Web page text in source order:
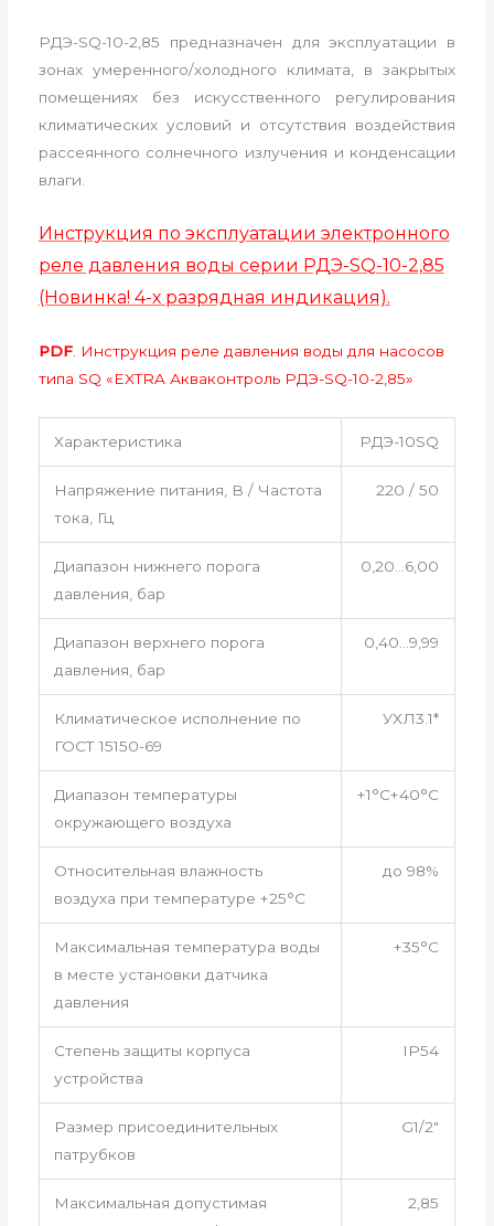
РДЭ-SQ-10-2,85 предназначен для эксплуатации в
зонах умеренного/холодного климата, в закрытых
помещениях без искусственного регулирования
климатических условий и отсутствия воздействия
рассеянного солнечного излучения и конденсации
влаги.
Инструкция по эксплуатации электронного
реле давления воды серии РДЭ-SQ-10-2,85
(Новинка! 4-х разрядная индикация).
PDF. Инструкция реле давления воды для насосов
типа SQ «EXTRA Акваконтроль РДЭ-SQ-10-2,85»
Характеристика РДЭ-10SQ
Напряжение питания, В / Частота
тока, Гц
220 / 50
Диапазон нижнего порога
давления, бар
0,20…6,00
Диапазон верхнего порога
давления, бар
0,40…9,99
Климатическое исполнение по
ГОСТ 15150-69
УХЛ3.1*
Диапазон температуры
окружающего воздуха
+1°С+40°С
Относительная влажность
воздуха при температуре +25°С
до 98%
Максимальная температура воды
в месте установки датчика
давления
+35°С
Степень защиты корпуса
устройства
IP54
Размер присоединительных
патрубков
G1/2″
Максимальная допустимая
2,85